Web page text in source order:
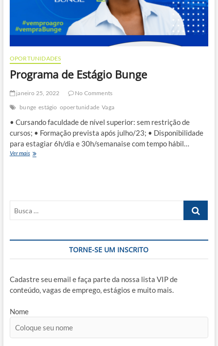
OPORTUNIDADES
Programa de Estágio Bunge
janeiro 25, 2022
No Comments
bunge estágio opoertunidade Vaga
• Cursando faculdade de nível superior: sem restrição de
cursos; • Formação prevista após julho/23; • Disponibilidade
para estagiar 6h/dia e 30h/semanaise com tempo hábil…
Ver maisPrograma
Busca
TORNE-SE UM INSCRITO
Cadastre seu email e faça parte da nossa lista VIP de
conteúdo, vagas de emprego, estágios e muito mais.
Nome